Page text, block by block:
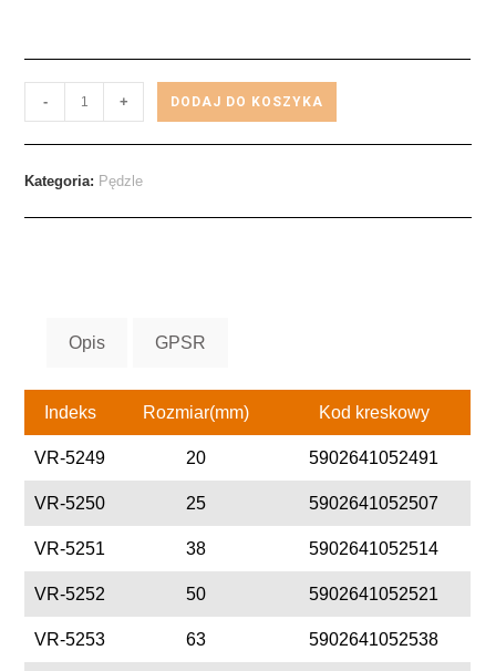
- + DODAJ DO KOSZYKA
Kategoria: Pędzle
Opis GPSR
Indeks Rozmiar(mm) Kod kreskowy
VR-5249 20 5902641052491
VR-5250 25 5902641052507
VR-5251 38 5902641052514
VR-5252 50 5902641052521
VR-5253 63 5902641052538